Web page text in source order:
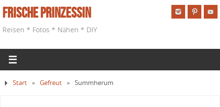
Frische Prinzessin
Reisen * Fotos * Nähen * DIY
Start » Gefreut » Summherum